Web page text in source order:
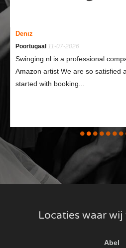
Denız
Poortugaal 11-07-2026
Swinging nl is a professional
Amazon artist We are so satisfied
started with booking...
Locaties waar wij
Abel